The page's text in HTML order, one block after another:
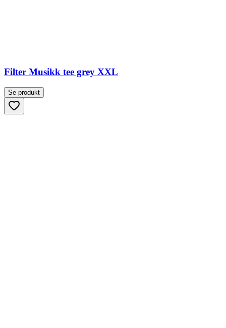
Filter Musikk tee grey XXL
Se produkt